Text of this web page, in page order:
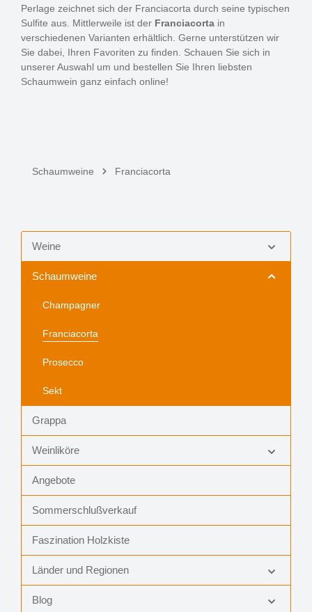
Perlage zeichnet sich der Franciacorta durch seine typischen
Sulfite aus. Mittlerweile ist der Franciacorta in
verschiedenen Varianten erhältlich. Gerne unterstützen wir
Sie dabei, Ihren Favoriten zu finden. Schauen Sie sich in
unserer Auswahl um und bestellen Sie Ihren liebsten
Schaumwein ganz einfach online!
Schaumweine Franciacorta
Weine
Schaumweine
Champagner
Franciacorta
Prosecco
Sekt
Grappa
Weinliköre
Angebote
Sommerschlußverkauf
Faszination Holzkiste
Länder und Regionen
Blog